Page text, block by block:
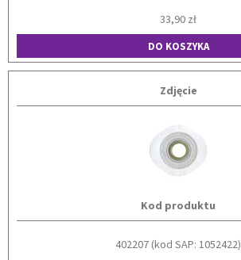
33,90 zł
DO KOSZYKA
Zdjęcie
Kod produktu
402207 (kod SAP: 1052422)